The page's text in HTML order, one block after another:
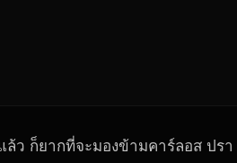
ว ก็ยากที่จะมองข้ามคาร์ลอส ปรา